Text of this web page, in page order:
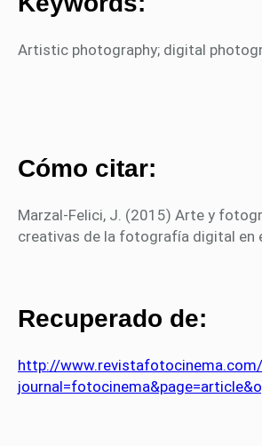
Artistic photography; digital
Cómo citar:
Marzal-Felici, J. (2015) Arte y
creativas de la fotografía digital en
Recuperado de:
http://www.revistafotocinema.com/